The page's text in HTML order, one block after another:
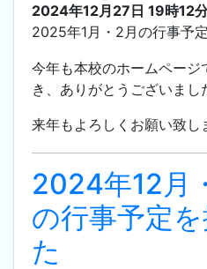
2024年12月27日 19時12
2025年1月・2月の行事予
今年も本校のホームペー
き、ありがとうございまし
来年もよろしくお願い致し
2024年12月
の行事予定
た